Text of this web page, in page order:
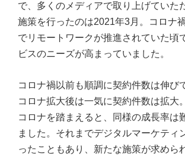
で、多くのメディアで取り上げていた
施策を行ったのは2021年3月。コロナ
でリモートワークが推進されていた頃
ビスのニーズが高まっていました。
コロナ禍以前も順調に契約件数は伸び
コロナ拡大後は一気に契約件数は拡大
コロナを踏まえると、同様の成長率は
ました。それまでデジタルマーケティ
ったこともあり、新たな施策が求めら